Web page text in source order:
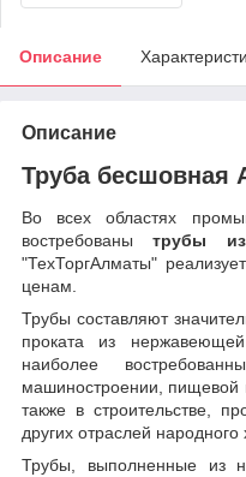
Описание
Описание
Труба бесшовная
Во всех областях
востребованытрубы
"ТехТоргАлматы"
ценам.
Трубы составляют
проката из
наиболее
машиностроении, пищевой
также в строительстве,
других отраслей народного
Трубы, выполненные из